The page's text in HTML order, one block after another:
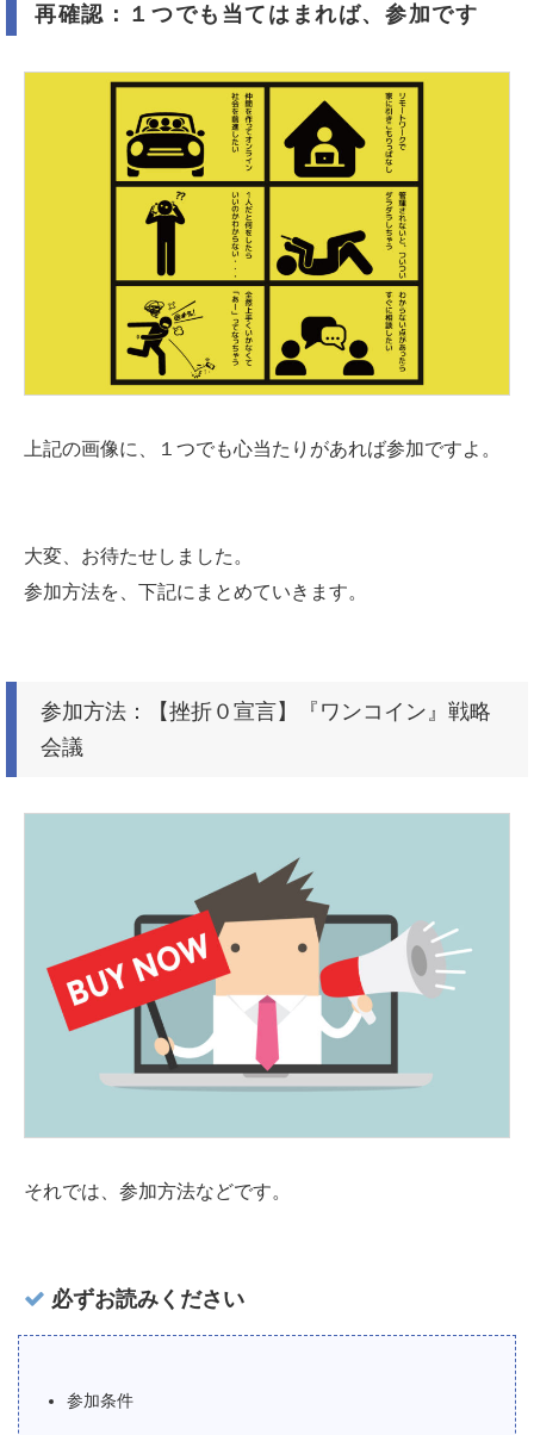
再確認：１つでも当てはまれば、参加です
上記の画像に、１つでも心当たりがあれば参加ですよ。
大変、お待たせしました。
参加方法を、下記にまとめていきます。
参加方法：【挫折０宣言】『ワンコイン』戦略
会議
それでは、参加方法などです。
必ずお読みください
参加条件